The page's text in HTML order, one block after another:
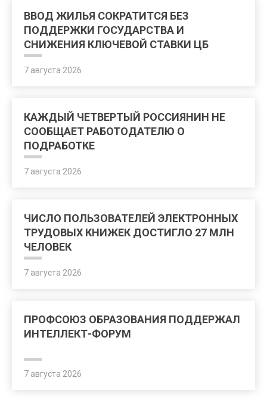
ВВОД ЖИЛЬЯ СОКРАТИТСЯ БЕЗ
ПОДДЕРЖКИ ГОСУДАРСТВА И
СНИЖЕНИЯ КЛЮЧЕВОЙ СТАВКИ ЦБ
7 августа 2026
КАЖДЫЙ ЧЕТВЕРТЫЙ РОССИЯНИН НЕ
СООБЩАЕТ РАБОТОДАТЕЛЮ О
ПОДРАБОТКЕ
7 августа 2026
ЧИСЛО ПОЛЬЗОВАТЕЛЕЙ ЭЛЕКТРОННЫХ
ТРУДОВЫХ КНИЖЕК ДОСТИГЛО 27 МЛН
ЧЕЛОВЕК
7 августа 2026
ПРОФСОЮЗ ОБРАЗОВАНИЯ ПОДДЕРЖАЛ
ИНТЕЛЛЕКТ-ФОРУМ
7 августа 2026